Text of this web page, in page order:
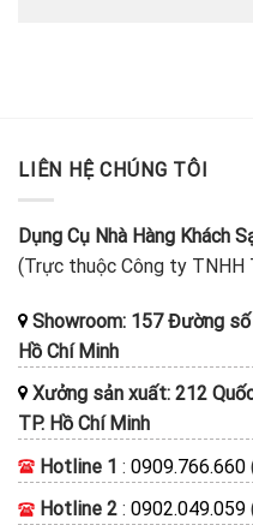
LIÊN HỆ CHÚNG TÔI
Dụng Cụ Nhà Hàng Khách
(Trực thuộc Công ty TNHH
Showroom: 157 Đường
Hồ Chí Minh
Xưởng sản xuất: 212
TP. Hồ Chí Minh
Hotline 1 : 0909.766.660
Hotline 2 : 0902.049.059